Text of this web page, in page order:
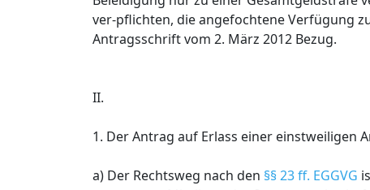
ver-pflichten, die angefochtene Verfügung
Antragsschrift vom 2. März 2012 Bezug.
II.
1. Der Antrag auf Erlass einer einstweiligen
a) Der Rechtsweg nach den §§ 23 ff. EGGVG